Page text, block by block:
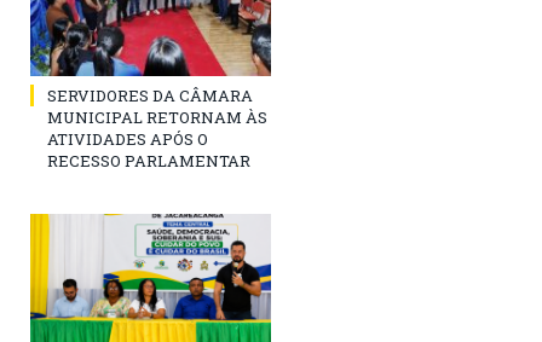
SERVIDORES DA CÂMARA
MUNICIPAL RETORNAM ÀS
ATIVIDADES APÓS O
RECESSO PARLAMENTAR